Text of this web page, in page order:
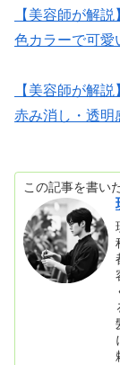
【美容師が解
色カラーで可愛
【美容師が解
赤み消し・透明
この記事を書い